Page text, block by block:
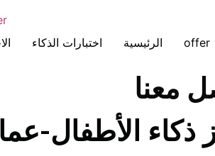
اختبارات الذكاء الرئيسية offer
معنا
ذكاء الأطفال-